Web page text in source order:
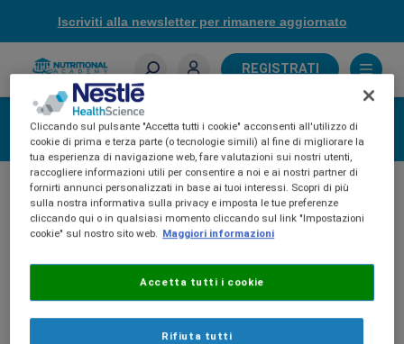
main
content
Iscriviti alla newsletter per rimanere aggiornato
REGISTRATI
Accedi
Cliccando sul pulsante "Accetta tutti i cookie" acconsenti all'utilizzo di
cookie di prima e terza parte (o tecnologie simili) al fine di migliorare la
tua esperienza di navigazione web, fare valutazioni sui nostri utenti,
raccogliere informazioni utili per consentire a noi e ai nostri partner di
fornirti annunci personalizzati in base ai tuoi interessi. Scopri di più
sulla nostra informativa sulla privacy e imposta le tue preferenze
cliccando qui o in qualsiasi momento cliccando sul link "Impostazioni
cookie" sul nostro sito web.
Maggiori informazioni
Rifiuta tutti
Accetta tutti i cookie